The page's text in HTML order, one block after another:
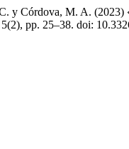
y Córdova, M. A. (2023)
5(2), pp. 25–38. doi: